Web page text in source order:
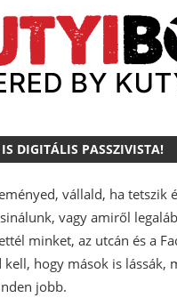
IS DIGITÁLIS PASSZIVISTA!
vállald, ha tetszik
vagy amiről
minket, az utcán és a
kell, hogy mások is lássák,
jobb.